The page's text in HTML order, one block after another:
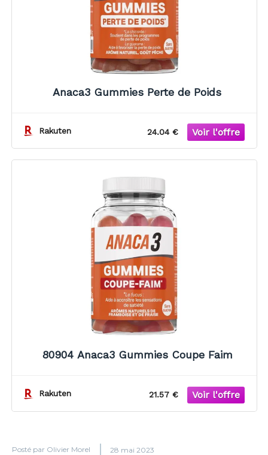
Anaca3 Gummies Perte de Poids
Rakuten 24.04 €
80904 Anaca3 Gummies Coupe Faim
Rakuten 21.57 €
Posté par Olivier Morel 28 mai 2023